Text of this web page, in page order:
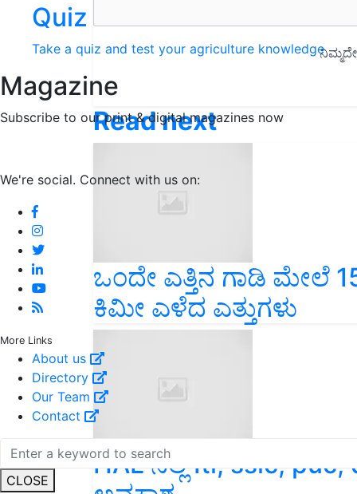
Quiz
Take a quiz and test your agriculture knowledge
Magazine
Subscribe to our print & digital magazines now
We're social. Connect with us on:
More Links
About us
Directory
Our Team
Contact
CLOSE
Read next
ಒಂದೇ ಎತ್ತಿನ ಗಾಡಿ ಮೇಲೆ
ಕಿಮೀ ಎಳೆದ ಎತ್ತುಗಳು
HAL ನಲ್ಲಿ Iti, sslc,